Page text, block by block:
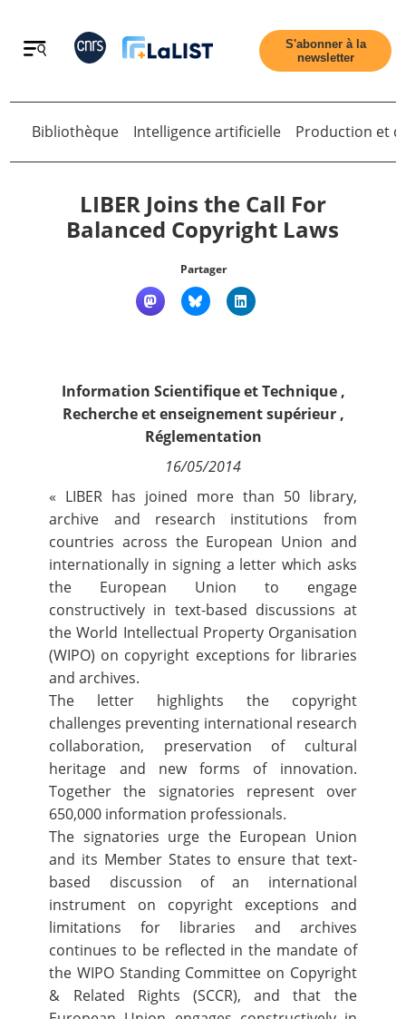
Retour
Contact
S'abonner à la
newsletter
Retour
Bibliothèque Intelligence artificielle Production et
LIBER Joins the Call For
Balanced Copyright Laws
Partager
Information Scientifique et Technique,
Recherche et enseignement supérieur,
Réglementation
16/05/2014
« LIBER has joined more than 50 library,
archive and research institutions from
countries across the European Union and
internationally in signing a letter which asks
the European Union to engage
constructively in text-based discussions at
the World Intellectual Property Organisation
(WIPO) on copyright exceptions for libraries
and archives.
The letter highlights the copyright
challenges preventing international research
collaboration, preservation of cultural
heritage and new forms of innovation.
Together the signatories represent over
650,000 information professionals.
The signatories urge the European Union
and its Member States to ensure that text-
based discussion of an international
instrument on copyright exceptions and
limitations for libraries and archives
continues to be reflected in the mandate of
the WIPO Standing Committee on Copyright
& Related Rights (SCCR), and that the